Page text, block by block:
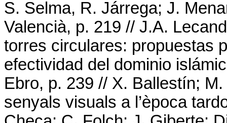
S. Selma, R. Járrega; J.
Valencià, p. 219 // J.A.
torres circulares: propuestas
efectividad del dominio
Ebro, p. 239 // X. Ballestín;
senyals visuals a l’època